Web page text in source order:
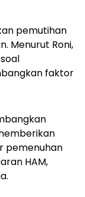
pemutihan
Menurut Roni,
faktor
pemenuhan
HAM,